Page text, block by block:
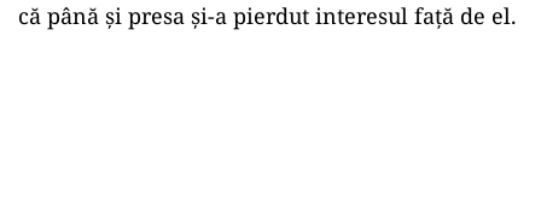
că până și presa și-a pierdut interesul față de el.